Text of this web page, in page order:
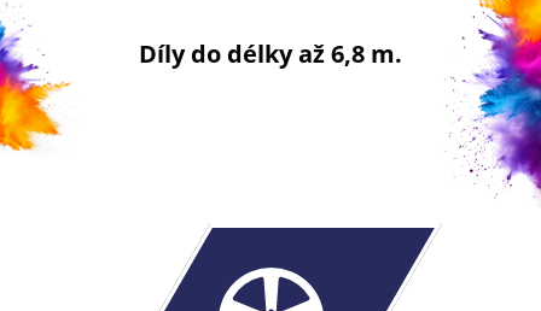
Díly do délky až 6,8 m.